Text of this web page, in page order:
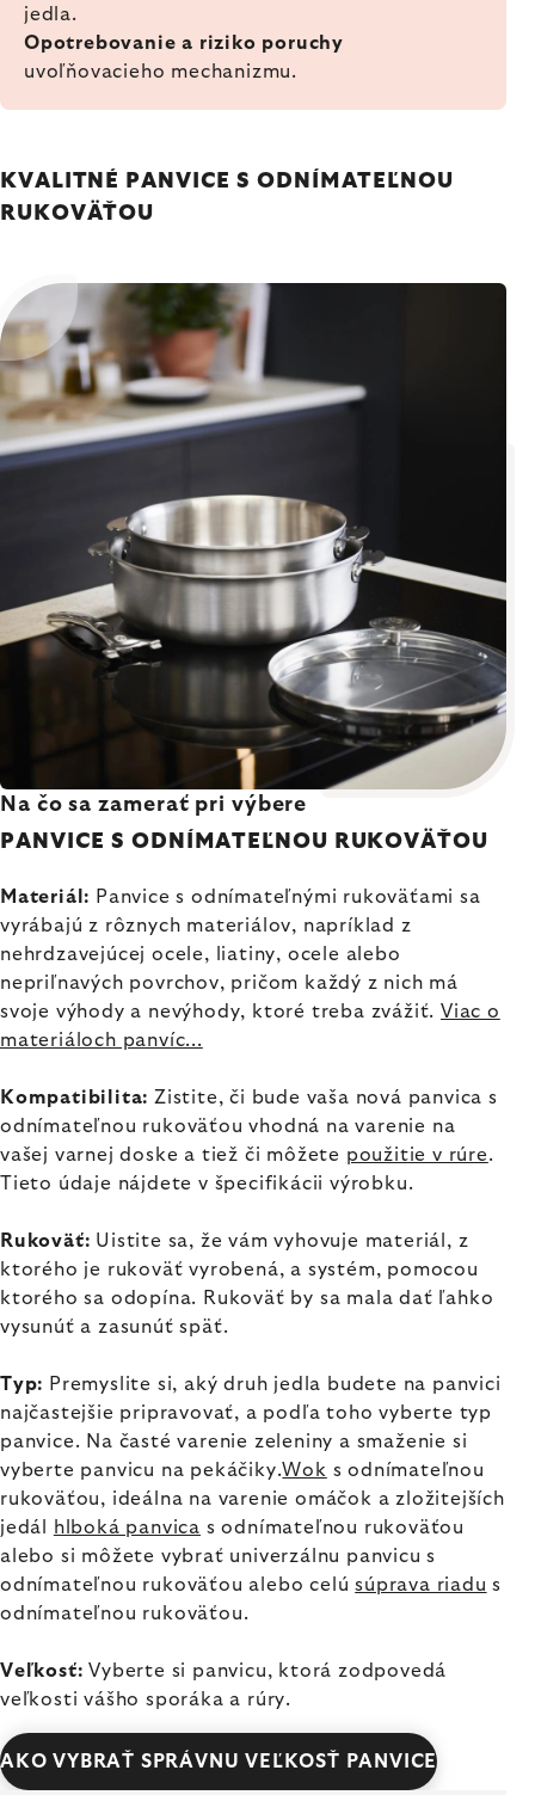
jedla.
Opotrebovanie a riziko poruchy
uvoľňovacieho mechanizmu.
KVALITNÉ PANVICE S ODNÍMATEĽNOU
RUKOVÄŤOU
Na čo sa zamerať pri výbere
PANVICE S ODNÍMATEĽNOU RUKOVÄŤOU
Materiál: Panvice s odnímateľnými rukoväťami sa
vyrábajú z rôznych materiálov, napríklad z
nehrdzavejúcej ocele, liatiny, ocele alebo
nepriľnavých povrchov, pričom každý z nich má
svoje výhody a nevýhody, ktoré treba zvážiť. Viac o
materiáloch panvíc...
Kompatibilita: Zistite, či bude vaša nová panvica s
odnímateľnou rukoväťou vhodná na varenie na
vašej varnej doske a tiež či môžete použitie v rúre.
Tieto údaje nájdete v špecifikácii výrobku.
Rukoväť: Uistite sa, že vám vyhovuje materiál, z
ktorého je rukoväť vyrobená, a systém, pomocou
ktorého sa odopína. Rukoväť by sa mala dať ľahko
vysunúť a zasunúť späť.
Typ: Premyslite si, aký druh jedla budete na panvici
najčastejšie pripravovať, a podľa toho vyberte typ
panvice. Na časté varenie zeleniny a smaženie si
vyberte panvicu na pekáčiky.Wok s odnímateľnou
rukoväťou, ideálna na varenie omáčok a zložitejších
jedál
hlboká panvica s odnímateľnou rukoväťou
alebo si môžete vybrať univerzálnu panvicu s
odnímateľnou rukoväťou alebo celúsúprava riadu s
odnímateľnou rukoväťou.
Veľkosť: Vyberte si panvicu, ktorá zodpovedá
veľkosti vášho sporáka a rúry.
AKO VYBRAŤ SPRÁVNU VEĽKOSŤ PANVICE